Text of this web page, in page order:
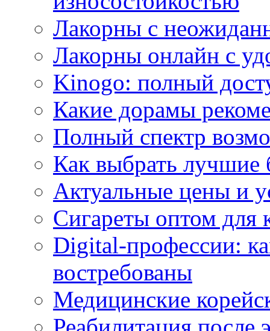
Лакорны с
Лакорны онлайн с
Kinogo: полный
Какие дорамы
Полный спектр
Как выбрать
Актуальные цены и
Сигареты оптом для
Digital-профессии:
востребованы
Медицинские